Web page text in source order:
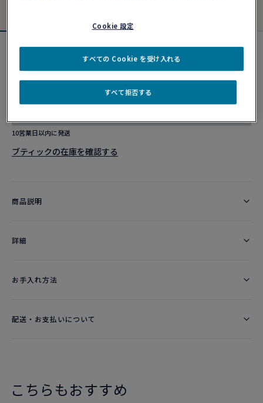
オンブル フェリーヌ リング
¥ 3,278,000
10営業日以内に発送
ブティックの在庫を確認する​
商品説明
詳細​
お手入れ方法
配送・お支払いについて
こちらもおすすめ
Cookie 設定
すべて拒否する
すべての Cookie を受け入れる